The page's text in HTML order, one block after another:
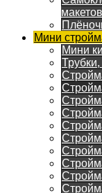
макетов
Мини
Мини